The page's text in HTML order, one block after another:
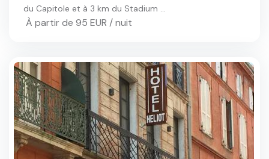
du Capitole et à 3 km du Stadium ...
À partir de 95 EUR / nuit